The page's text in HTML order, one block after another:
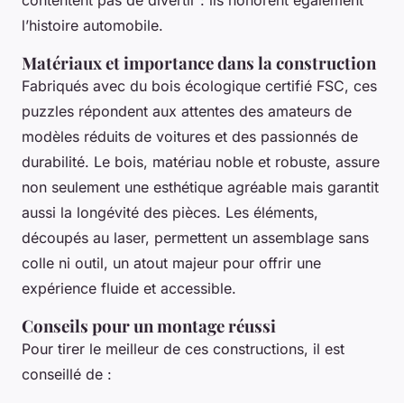
l’histoire automobile.
Matériaux et importance dans la construction
Fabriqués avec du bois écologique certifié FSC, ces
puzzles répondent aux attentes des amateurs de
modèles réduits de voitures et des passionnés de
durabilité. Le bois, matériau noble et robuste, assure
non seulement une esthétique agréable mais garantit
aussi la longévité des pièces. Les éléments,
découpés au laser, permettent un assemblage sans
colle ni outil, un atout majeur pour offrir une
expérience fluide et accessible.
Conseils pour un montage réussi
Pour tirer le meilleur de ces constructions, il est
conseillé de :